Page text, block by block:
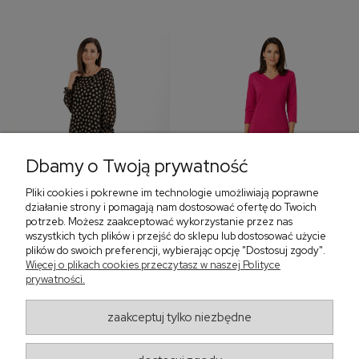
Sukienka z falbaną i
bufiastym rękawem w
405,30 zł
Sukienka z dekoltem w
299,00 zł
‹
Dbamy o Twoją prywatność
Pliki cookies i pokrewne im technologie umożliwiają poprawne
działanie strony i pomagają nam dostosować ofertę do Twoich
potrzeb. Możesz zaakceptować wykorzystanie przez nas
wszystkich tych plików i przejść do sklepu lub dostosować użycie
plików do swoich preferencji, wybierając opcję "Dostosuj zgody".
Więcej o plikach cookies przeczytasz w naszej Polityce
prywatności.
zaakceptuj tylko niezbędne